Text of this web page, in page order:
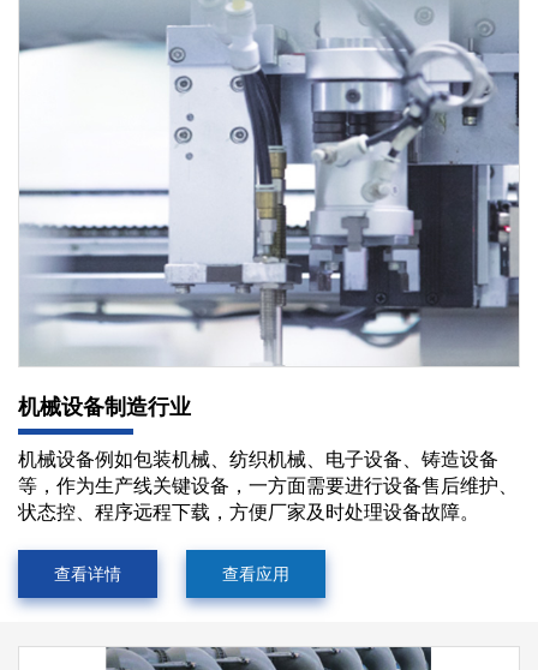
机械设备制造行业
机械设备例如包装机械、纺织机械、电子设备、铸造设备
等，作为生产线关键设备，一方面需要进行设备售后维护、
状态控、程序远程下载，方便厂家及时处理设备故障。
查看详情 查看应用